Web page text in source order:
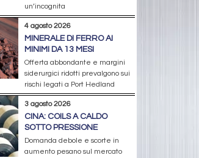
un’incognita
4 agosto 2026
MINERALE DI FERRO AI
MINIMI DA 13 MESI
Offerta abbondante e margini
siderurgici ridotti prevalgono sui
rischi legati a Port Hedland
3 agosto 2026
CINA: COILS A CALDO
SOTTO PRESSIONE
Domanda debole e scorte in
aumento pesano sul mercato